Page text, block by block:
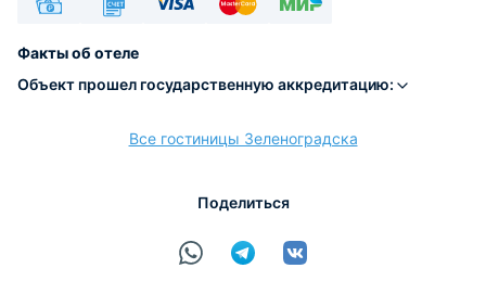
Факты об отеле
Объект прошел государственную аккредитацию:
Все гостиницы Зеленоградска
Поделиться